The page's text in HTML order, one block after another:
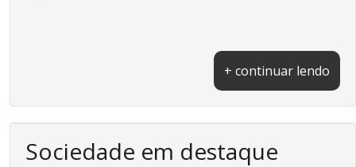
+ continuar lendo
Sociedade em destaque